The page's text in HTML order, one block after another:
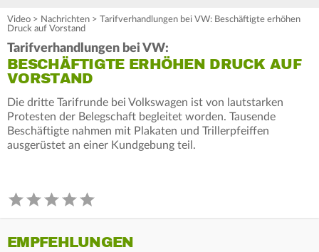
Video > Nachrichten > Tarifverhandlungen bei VW: Beschäftigte erhöhen
Druck auf Vorstand
Tarifverhandlungen bei VW:
BESCHÄFTIGTE ERHÖHEN DRUCK AUF
VORSTAND
Die dritte Tarifrunde bei Volkswagen ist von lautstarken
Protesten der Belegschaft begleitet worden. Tausende
Beschäftigte nahmen mit Plakaten und Trillerpfeiffen
ausgerüstet an einer Kundgebung teil.
EMPFEHLUNGEN